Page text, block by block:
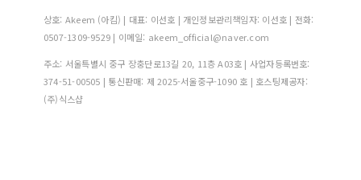
상호: Akeem (아킴) | 대표: 이선호 | 개인정보관리책임자: 이선호 | 전화:
0507-1309-9529 | 이메일: akeem_official@naver.com
주소: 서울특별시 중구 장충단로13길 20, 11층 A03호 | 사업자등록번호:
374-51-00505 | 통신판매: 제 2025-서울중구-1090 호 | 호스팅제공자:
(주)식스샵